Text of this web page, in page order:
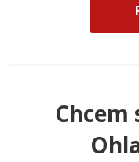
Chcem